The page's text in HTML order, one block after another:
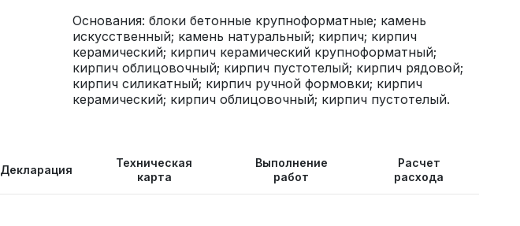
Основания: блоки бетонные крупноформатные; камень
искусственный; камень натуральный; кирпич; кирпич
керамический; кирпич керамический крупноформатный;
кирпич облицовочный; кирпич пустотелый; кирпич рядовой;
кирпич силикатный; кирпич ручной формовки; кирпич
керамический; кирпич облицовочный; кирпич пустотелый.
Декларация
Техническая
карта
Выполнение
работ
Расчет
расхода